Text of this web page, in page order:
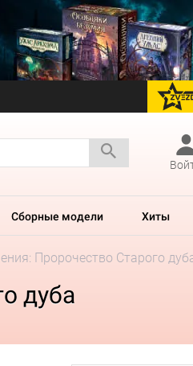
Сборные модели Хиты
Пророчество Старого
дуба